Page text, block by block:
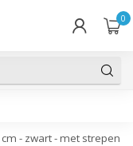
0
- zwart - met strepen